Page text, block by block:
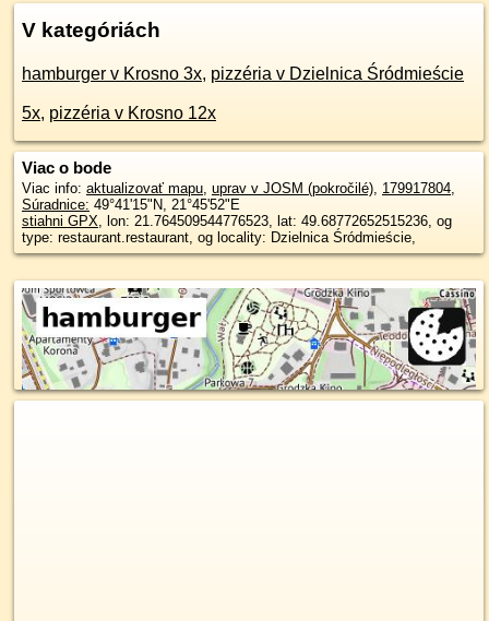
V kategóriách
hamburger v Krosno 3x, pizzéria v Dzielnica Śródmieście
5x, pizzéria v Krosno 12x
Viac o bode
Viac info: aktualizovať mapu, uprav v JOSM (pokročilé), 179917804,
Súradnice: 49°41'15"N, 21°45'52"E
stiahni GPX, lon: 21.764509544776523, lat: 49.68772652515236, og
type: restaurant.restaurant, og locality: Dzielnica Śródmieście,